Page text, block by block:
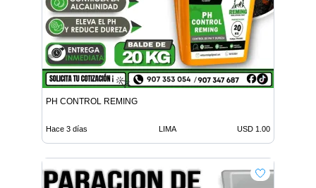
PH CONTROL REMING
Hace 3 días LIMA USD 1.00